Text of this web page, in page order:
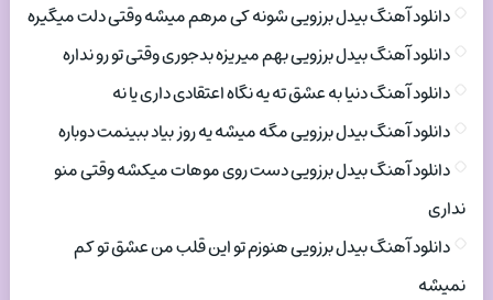
دانلود آهنگ بیدل برزویی شونه کی مرهم میشه وقتی دلت میگیره
دانلود آهنگ بیدل برزویی بهم میریزه بدجوری وقتی تو رو نداره
دانلود آهنگ دنیا به عشق ته یه نگاه اعتقادی داری یا نه
دانلود آهنگ بیدل برزویی مگه میشه یه روز بیاد ببینمت دوباره
دانلود آهنگ بیدل برزویی دست روی موهات میکشه وقتی منو
نداری
دانلود آهنگ بیدل برزویی هنوزم تو این قلب من عشق تو کم
نمیشه